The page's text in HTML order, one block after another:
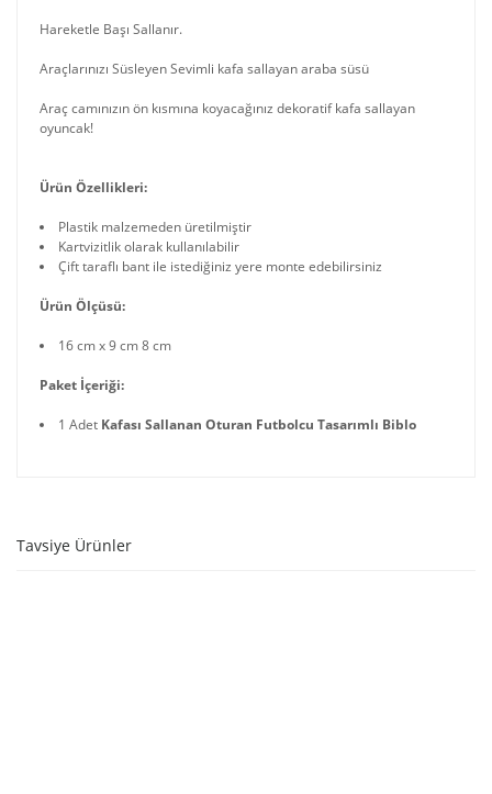
Hareketle Başı Sallanır.
Araçlarınızı Süsleyen Sevimli kafa sallayan araba süsü
Araç camınızın ön kısmına koyacağınız dekoratif kafa sallayan
oyuncak!
Ürün Özellikleri:
Plastik malzemeden üretilmiştir
Kartvizitlik olarak kullanılabilir
Çift taraflı bant ile istediğiniz yere monte edebilirsiniz
Ürün Ölçüsü:
16 cm x 9 cm 8 cm
Paket İçeriği:
1 Adet Kafası Sallanan Oturan Futbolcu Tasarımlı Biblo
Tavsiye Ürünler